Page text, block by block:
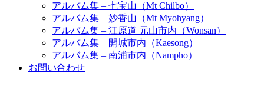
アルバム集 – 七宝山（Mt Chilbo）
アルバム集 – 妙香山（Mt Myohyang）
アルバム集 – 江原道 元山市内（Wonsan）
アルバム集 – 開城市内（Kaesong）
アルバム集 – 南浦市内（Nampho）
お問い合わせ